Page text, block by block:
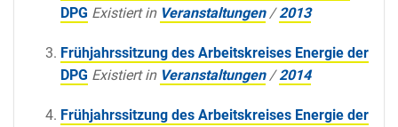
DPG Existiert in Veranstaltungen /2013
Frühjahrssitzung des Arbeitskreises Energie der
DPG Existiert in Veranstaltungen /2014
Frühjahrssitzung des Arbeitskreises Energie der